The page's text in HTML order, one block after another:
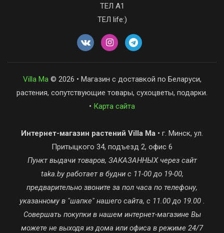
ТЕЛ А1
ТЕЛ life:)
Villa Ma© 2026 • Магазин с доставкой по Беларуси,
растения, сопутствующие товары, сухоцветы, подарки.
• Карта сайта
Интернет-магазин растений Villa Ma • г. Минск, ул.
Притыцкого 34, подъезд 2, офис 6
Пункт выдачи товаров, ЗАКАЗАННЫХ через сайт
taka.by работает в будни с 11-00 до 19-00,
предварительно звоните за пол часа по телефону,
указанному в "шапке" нашего сайта, с 11.00 до 19.00 .
Совершать покупки в нашем интернет-магазине Вы
можете не выходя из дома или офиса в режиме 24/7